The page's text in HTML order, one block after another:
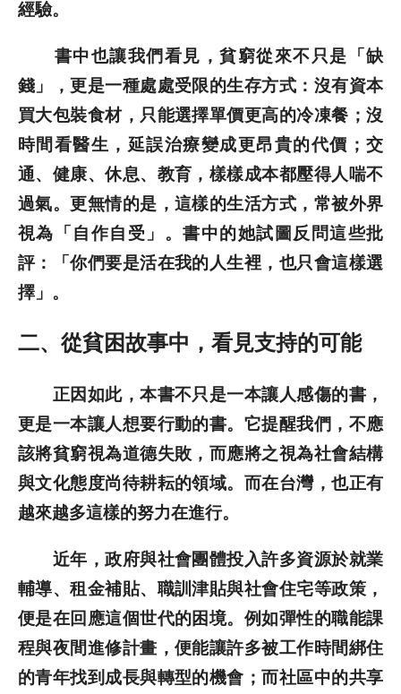
經驗。
書中也讓我們看見，貧窮從來不只是「缺
錢」，更是一種處處受限的生存方式：沒有資本
買大包裝食材，只能選擇單價更高的冷凍餐；沒
時間看醫生，延誤治療變成更昂貴的代價；交
通、健康、休息、教育，樣樣成本都壓得人喘不
過氣。更無情的是，這樣的生活方式，常被外界
視為「自作自受」。書中的她試圖反問這些批
評：「你們要是活在我的人生裡，也只會這樣選
擇」。
二、從貧困故事中，看見支持的可能
正因如此，本書不只是一本讓人感傷的書，
更是一本讓人想要行動的書。它提醒我們，不應
該將貧窮視為道德失敗，而應將之視為社會結構
與文化態度尚待耕耘的領域。而在台灣，也正有
越來越多這樣的努力在進行。
近年，政府與社會團體投入許多資源於就業
輔導、租金補貼、職訓津貼與社會住宅等政策，
便是在回應這個世代的困境。例如彈性的職能課
程與夜間進修計畫，便能讓許多被工作時間綁住
的青年找到成長與轉型的機會；而社區中的共享